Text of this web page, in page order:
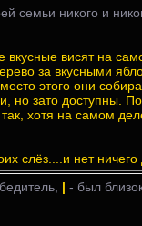
семьи никого и
висят на
за вкусными
этого они
но зато доступны.
хотя на самом
слёз....и нет
| - был